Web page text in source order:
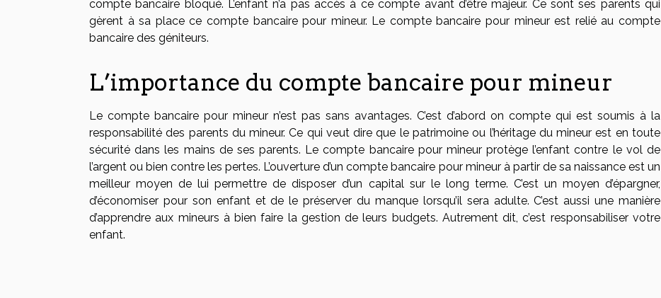
compte bancaire bloqué. L’enfant n’a pas accès à ce compte avant d’être majeur. Ce sont ses parents qui
gèrent à sa place ce compte bancaire pour mineur. Le compte bancaire pour mineur est relié au compte
bancaire des géniteurs.
L’importance du compte bancaire pour mineur
Le compte bancaire pour mineur n’est pas sans avantages. C’est d’abord on compte qui est soumis à la
responsabilité des parents du mineur. Ce qui veut dire que le patrimoine ou l’héritage du mineur est en toute
sécurité dans les mains de ses parents. Le compte bancaire pour mineur protège l’enfant contre le vol de
l’argent ou bien contre les pertes. L’ouverture d’un compte bancaire pour mineur à partir de sa naissance est un
meilleur moyen de lui permettre de disposer d’un capital sur le long terme. C’est un moyen d’épargner,
d’économiser pour son enfant et de le préserver du manque lorsqu’il sera adulte. C’est aussi une manière
d’apprendre aux mineurs à bien faire la gestion de leurs budgets. Autrement dit, c’est responsabiliser votre
enfant.